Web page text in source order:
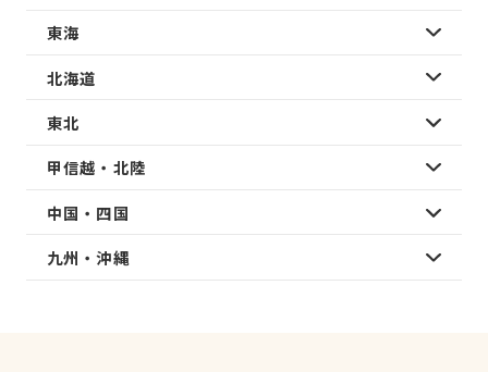
東海
北海道
東北
甲信越・北陸
中国・四国
九州・沖縄